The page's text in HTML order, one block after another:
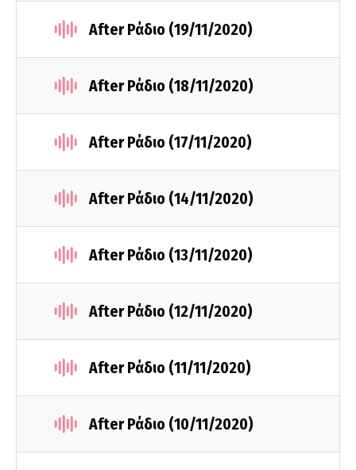
After Ράδιο (19/11/2020)
After Ράδιο (18/11/2020)
After Ράδιο (17/11/2020)
After Ράδιο (14/11/2020)
After Ράδιο (13/11/2020)
After Ράδιο (12/11/2020)
After Ράδιο (11/11/2020)
After Ράδιο (10/11/2020)